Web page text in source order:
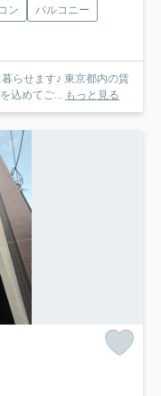
ン
バルコニー
東京都内の賃
込めてご... もっと見る